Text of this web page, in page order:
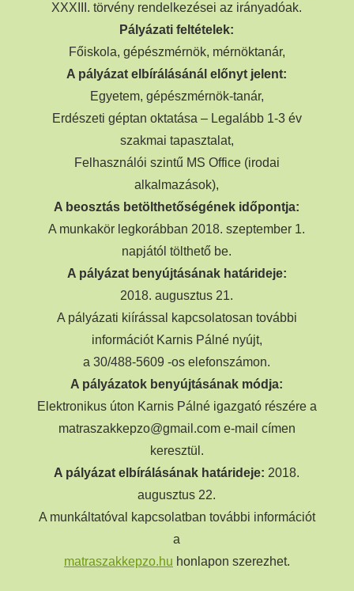
XXXIII. törvény rendelkezései az irányadóak.
Pályázati feltételek:
Főiskola, gépészmérnök, mérnöktanár,
A pályázat elbírálásánál előnyt jelent:
Egyetem, gépészmérnök-tanár,
Erdészeti géptan oktatása – Legalább 1-3 év
szakmai tapasztalat,
Felhasználói szintű MS Office (irodai
alkalmazások),
A beosztás betölthetőségének időpontja:
A munkakör legkorábban 2018. szeptember 1.
napjától tölthető be.
A pályázat benyújtásának határideje:
2018. augusztus 21.
A pályázati kiírással kapcsolatosan további
információt Karnis Pálné nyújt,
a 30/488-5609 -os elefonszámon.
A pályázatok benyújtásának módja:
Elektronikus úton Karnis Pálné igazgató részére a
matraszakkepzo@gmail.com e-mail címen
keresztül.
A pályázat elbírálásának határideje: 2018.
augusztus 22.
A munkáltatóval kapcsolatban további információt
a
matraszakkepzo.hu honlapon szerezhet.